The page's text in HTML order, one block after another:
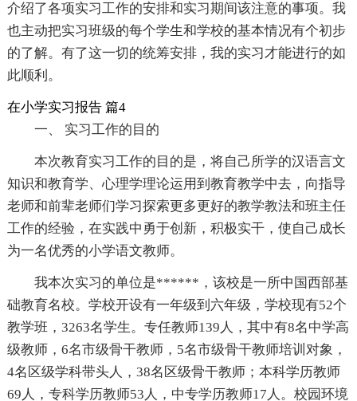
介绍了各项实习工作的安排和实习期间该注意的事项。我
也主动把实习班级的每个学生和学校的基本情况有个初步
的了解。有了这一切的统筹安排，我的实习才能进行的如
此顺利。
在小学实习报告 篇4
一、 实习工作的目的
本次教育实习工作的目的是，将自己所学的汉语言文
知识和教育学、心理学理论运用到教育教学中去，向指导
老师和前辈老师们学习探索更多更好的教学教法和班主任
工作的经验，在实践中勇于创新，积极实干，使自己成长
为一名优秀的小学语文教师。
我本次实习的单位是******，该校是一所中国西部基
础教育名校。学校开设有一年级到六年级，学校现有52个
教学班，3263名学生。专任教师139人，其中有8名中学高
级教师，6名市级骨干教师，5名市级骨干教师培训对象，
4名区级学科带头人，38名区级骨干教师；本科学历教师
69人，专科学历教师53人，中专学历教师17人。校园环境